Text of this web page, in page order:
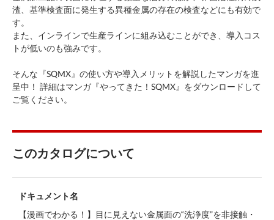
渣、基準検査面に発生する異種金属の存在の検査などにも有効で
す。
また、インラインで生産ラインに組み込むことができ、導入コス
トが低いのも強みです。
そんな『SQMX』の使い方や導入メリットを解説したマンガを進
呈中！ 詳細はマンガ『やってきた！SQMX』をダウンロードして
ご覧ください。
このカタログについて
ドキュメント名
【漫画でわかる！】目に見えない金属面の“洗浄度”を非接触・